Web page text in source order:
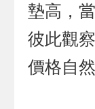
墊高，
彼此觀
價格自